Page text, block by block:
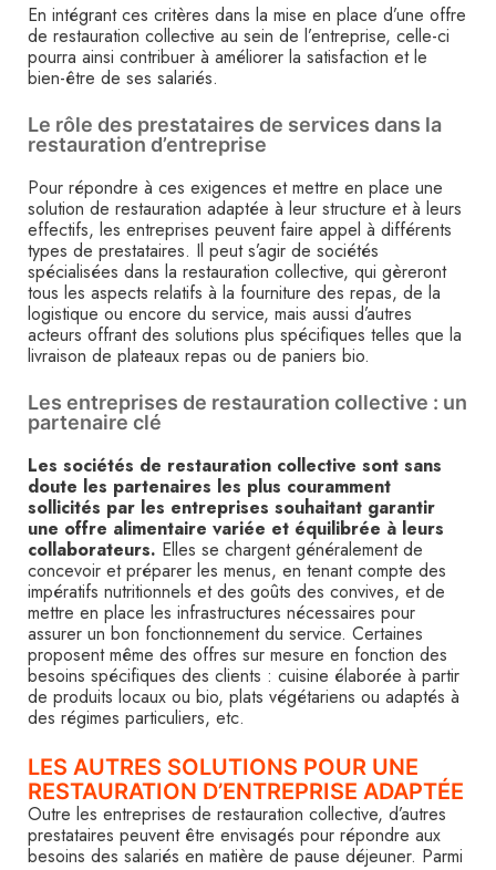
En intégrant ces critères dans la mise en place d’une offre
de restauration collective au sein de l’entreprise, celle-ci
pourra ainsi contribuer à améliorer la satisfaction et le
bien-être de ses salariés.
Le rôle des prestataires de services dans la
restauration d’entreprise
Pour répondre à ces exigences et mettre en place une
solution de restauration adaptée à leur structure et à leurs
effectifs, les entreprises peuvent faire appel à différents
types de prestataires. Il peut s’agir de sociétés
spécialisées dans la restauration collective, qui gèreront
tous les aspects relatifs à la fourniture des repas, de la
logistique ou encore du service, mais aussi d’autres
acteurs offrant des solutions plus spécifiques telles que la
livraison de plateaux repas ou de paniers bio.
Les entreprises de restauration collective : un
partenaire clé
Les sociétés de restauration collective sont sans
doute les partenaires les plus couramment
sollicités par les entreprises souhaitant garantir
une offre alimentaire variée et équilibrée à leurs
collaborateurs. Elles se chargent généralement de
concevoir et préparer les menus, en tenant compte des
impératifs nutritionnels et des goûts des convives, et de
mettre en place les infrastructures nécessaires pour
assurer un bon fonctionnement du service. Certaines
proposent même des offres sur mesure en fonction des
besoins spécifiques des clients : cuisine élaborée à partir
de produits locaux ou bio, plats végétariens ou adaptés à
des régimes particuliers, etc.
LES AUTRES SOLUTIONS POUR UNE
RESTAURATION D’ENTREPRISE ADAPTÉE
Outre les entreprises de restauration collective, d’autres
prestataires peuvent être envisagés pour répondre aux
besoins des salariés en matière de pause déjeuner. Parmi